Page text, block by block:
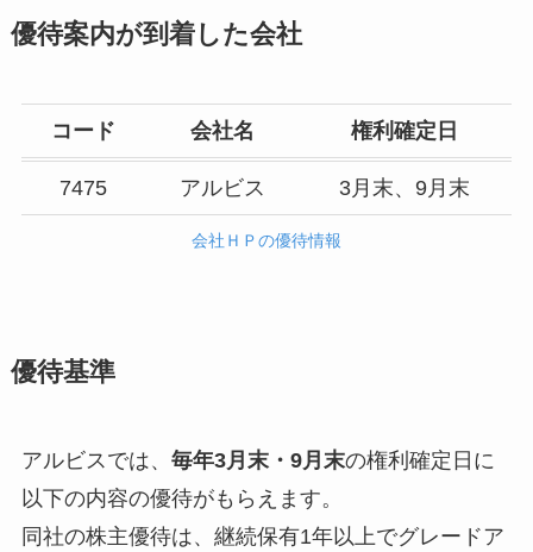
優待案内が到着した会社
コード 会社名 権利確定日
7475 アルビス 3月末、9月末
会社ＨＰの優待情報
優待基準
アルビスでは、 毎年3月末・9月末の権利確定日に
以下の内容の優待がもらえます。
同社の株主優待は、継続保有1年以上でグレードア